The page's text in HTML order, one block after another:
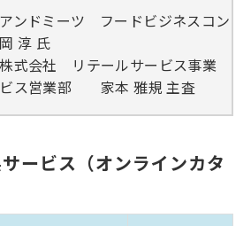
ンドミーツ フードビジネスコン
淳 氏
社 リテールサービス事業
ス営業部 家本 雅規 主査
サービス（オンラインカタ